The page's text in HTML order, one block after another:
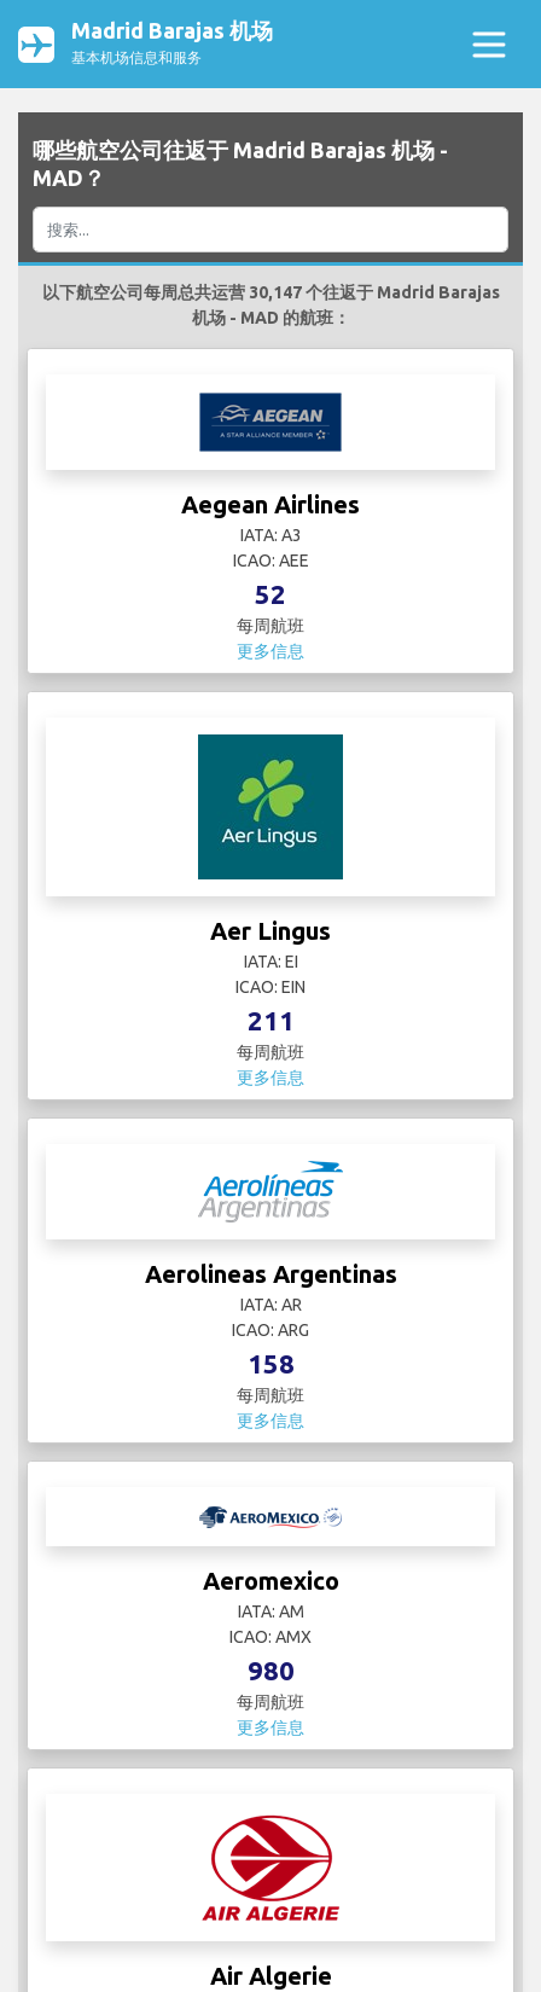
Madrid Barajas 机场
基本机场信息和服务
哪些航空公司往返于 Madrid Barajas 机场 -
MAD？
以下航空公司每周总共运营 30,147 个往返于 Madrid Barajas
机场 - MAD 的航班：
Aegean Airlines
IATA: A3
ICAO: AEE
52
每周航班
更多信息
Aer Lingus
IATA: EI
ICAO: EIN
211
每周航班
更多信息
Aerolineas Argentinas
IATA: AR
ICAO: ARG
158
每周航班
更多信息
Aeromexico
IATA: AM
ICAO: AMX
980
每周航班
更多信息
Air Algerie